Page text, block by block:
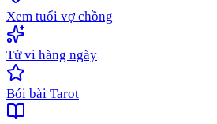
Xem tuổi vợ chồng
Tử vi hàng ngày
Bói bài Tarot